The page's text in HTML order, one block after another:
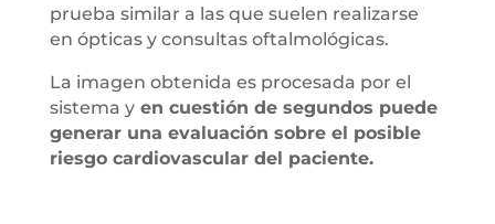
prueba similar a las que suelen realizarse
en ópticas y consultas oftalmológicas.
La imagen obtenida es procesada por el
sistema yen cuestión de segundos puede
generar una evaluación sobre el posible
riesgo cardiovascular del paciente.